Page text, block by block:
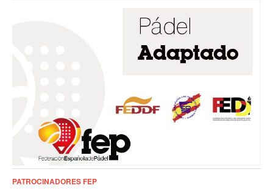
PATROCINADORES FEP